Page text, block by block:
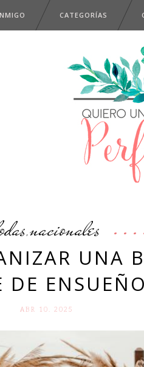
CATEGORÍAS
,nacionales
UNA
DE ENSUEÑO
ABR 10. 2025